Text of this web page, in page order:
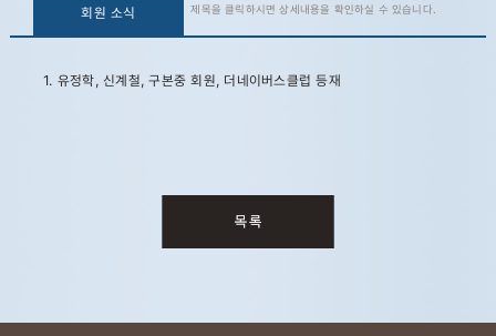
회원 소식 제목을 클릭하시면 상세내용을 확인하실 수 있습니다.
1. 유정학, 신계철, 구본중 회원, 더네이버스클럽 등재